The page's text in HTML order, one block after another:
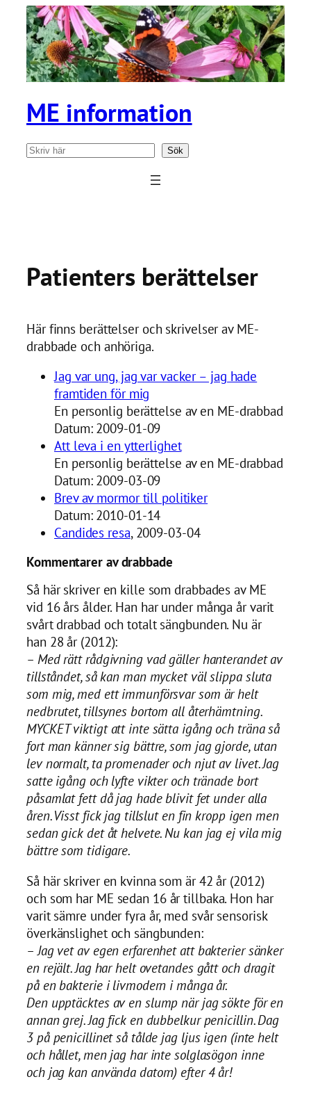
Hoppa
innehåll
ME information
Sök Sök
Patienters berättelser
Här finns berättelser och skrivelser av ME-
drabbade och anhöriga.
Jag var ung, jag var vacker – jag hade
framtiden för mig
En personlig berättelse av en ME-drabbad
Datum: 2009-01-09
Att leva i en ytterlighet
En personlig berättelse av en ME-drabbad
Datum: 2009-03-09
Brev av mormor till politiker
Datum: 2010-01-14
Candides resa, 2009-03-04
Kommentarer av drabbade
Så här skriver en kille som drabbades av ME
vid 16 års ålder. Han har under många år varit
svårt drabbad och totalt sängbunden. Nu är
han 28 år (2012):
– Med rätt rådgivning vad gäller hanterandet av
tillståndet, så kan man mycket väl slippa sluta
som mig, med ett immunförsvar som är helt
nedbrutet, tillsynes bortom all återhämtning.
MYCKET viktigt att inte sätta igång och träna så
fort man känner sig bättre, som jag gjorde, utan
lev normalt, ta promenader och njut av livet. Jag
satte igång och lyfte vikter och tränade bort
påsamlat fett då jag hade blivit fet under alla
åren. Visst fick jag tillslut en fin kropp igen men
sedan gick det åt helvete. Nu kan jag ej vila mig
bättre som tidigare.
Så här skriver en kvinna som är 42 år (2012)
och som har ME sedan 16 år tillbaka. Hon har
varit sämre under fyra år, med svår sensorisk
överkänslighet och sängbunden:
– Jag vet av egen erfarenhet att bakterier sänker
en rejält. Jag har helt ovetandes gått och dragit
på en bakterie i livmodern i många år.
Den upptäcktes av en slump när jag sökte för en
annan grej. Jag fick en dubbelkur penicillin. Dag
3 på penicillinet så tålde jag ljus igen (inte helt
och hållet, men jag har inte solglasögon inne
och jag kan använda datorn) efter 4 år!